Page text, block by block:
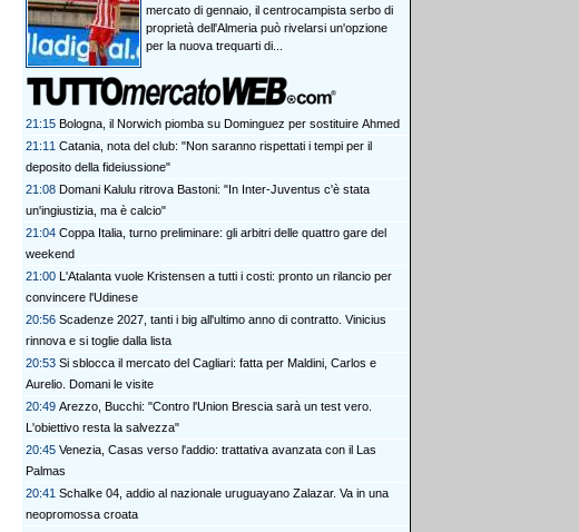
mercato di gennaio, il centrocampista serbo di
proprietà dell'Almeria può rivelarsi un'opzione
per la nuova trequarti di...
21:15 Bologna, il Norwich piomba su Dominguez per sostituire Ahmed
21:11 Catania, nota del club: "Non saranno rispettati i tempi per il
deposito della fideiussione"
21:08 Domani Kalulu ritrova Bastoni: "In Inter-Juventus c'è stata
un'ingiustizia, ma è calcio"
21:04 Coppa Italia, turno preliminare: gli arbitri delle quattro gare del
weekend
21:00 L'Atalanta vuole Kristensen a tutti i costi: pronto un rilancio per
convincere l'Udinese
20:56 Scadenze 2027, tanti i big all'ultimo anno di contratto. Vinicius
rinnova e si toglie dalla lista
20:53 Si sblocca il mercato del Cagliari: fatta per Maldini, Carlos e
Aurelio. Domani le visite
20:49 Arezzo, Bucchi: "Contro l'Union Brescia sarà un test vero.
L'obiettivo resta la salvezza"
20:45 Venezia, Casas verso l'addio: trattativa avanzata con il Las
Palmas
20:41 Schalke 04, addio al nazionale uruguayano Zalazar. Va in una
neopromossa croata